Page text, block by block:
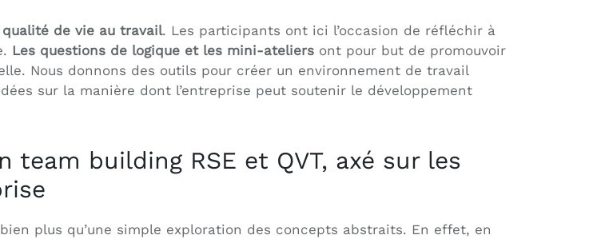
qualité de vie au travail. Les participants ont ici l’occasion de réfléchir à
Les questions de logique et les mini-ateliers ont pour but de promouvoir
Nous donnons des outils pour créer un environnement de travail
sur la manière dont l’entreprise peut soutenir le développement
team building RSE et QVT, axé sur les
plus qu’une simple exploration des concepts abstraits. En effet, en